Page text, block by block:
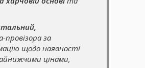
за
щодо наявності
цінами,